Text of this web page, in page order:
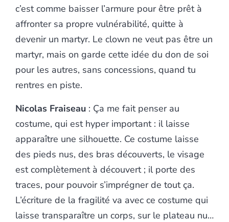
c’est comme baisser l’armure pour être prêt à
affronter sa propre vulnérabilité, quitte à
devenir un martyr. Le clown ne veut pas être un
martyr, mais on garde cette idée du don de soi
pour les autres, sans concessions, quand tu
rentres en piste.
Nicolas Fraiseau : Ça me fait penser au
costume, qui est hyper important : il laisse
apparaître une silhouette. Ce costume laisse
des pieds nus, des bras découverts, le visage
est complètement à découvert ; il porte des
traces, pour pouvoir s’imprégner de tout ça.
L’écriture de la fragilité va avec ce costume qui
laisse transparaître un corps, sur le plateau nu…